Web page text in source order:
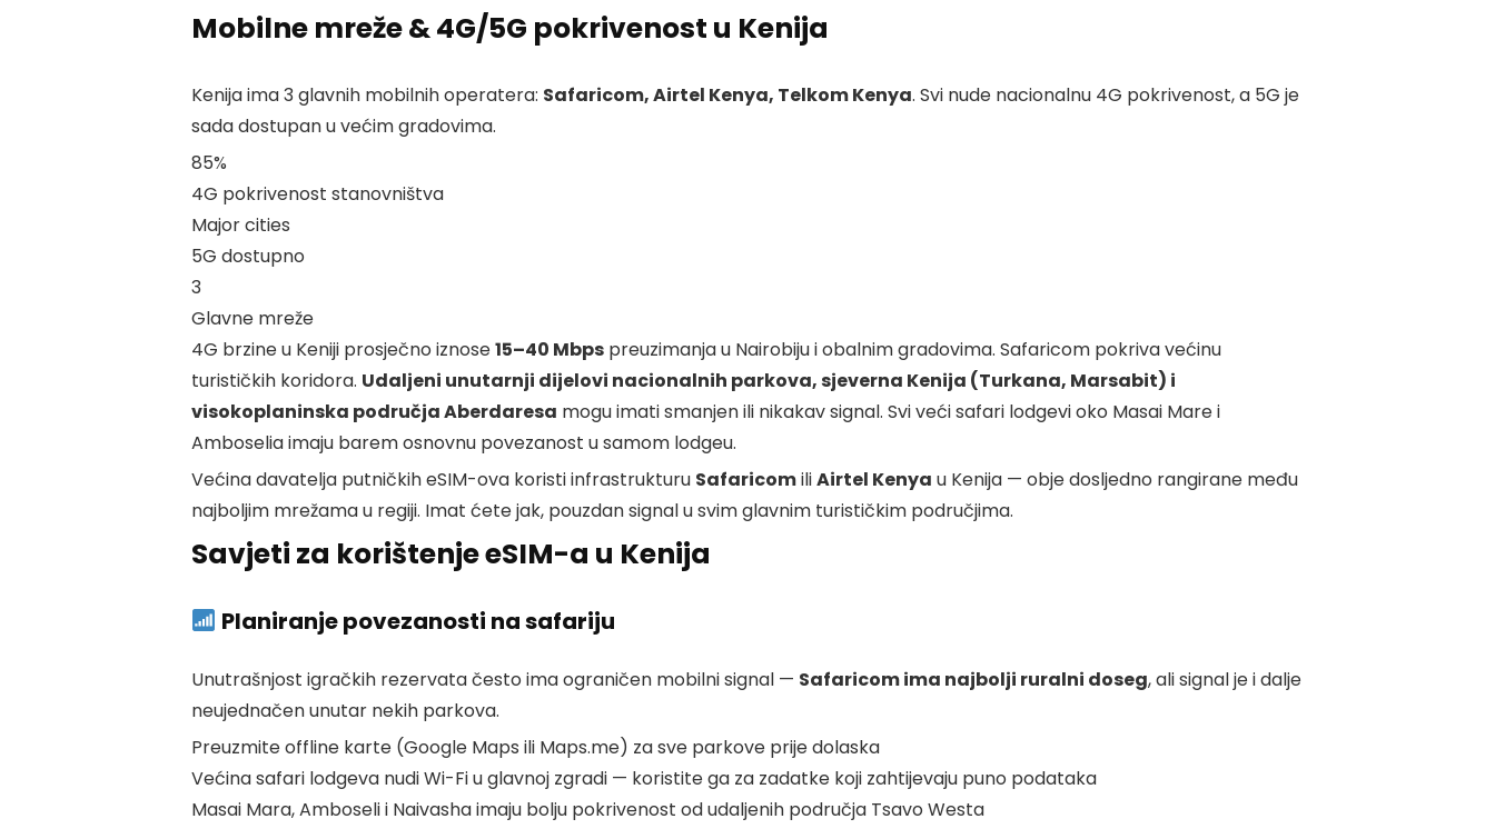
Mobilne mreže & 4G/5G pokrivenost u Kenija
Kenija ima 3 glavnih mobilnih operatera: Safaricom, Airtel Kenya, Telkom Kenya. Svi nude nacionalnu 4G pokrivenost, a 5G je
sada dostupan u većim gradovima.
85%
4G pokrivenost stanovništva
Major cities
5G dostupno
3
Glavne mreže
4G brzine u Keniji prosječno iznose15–40 Mbps preuzimanja u Nairobiju i obalnim gradovima. Safaricom pokriva većinu
turističkih koridora. Udaljeni unutarnji dijelovi nacionalnih parkova, sjeverna Kenija (Turkana, Marsabit) i
visokoplaninska područja Aberdaresa mogu imati smanjen ili nikakav signal. Svi veći safari lodgevi oko Masai Mare i
Amboselia imaju barem osnovnu povezanost u samom lodgeu.
Većina davatelja putničkih eSIM-ova koristi infrastrukturu SafaricomiliAirtel Kenya u Kenija — obje dosljedno rangirane među
najboljim mrežama u regiji. Imat ćete jak, pouzdan signal u svim glavnim turističkim područjima.
Savjeti za korištenje eSIM-a u Kenija
Planiranje povezanosti na safariju
Unutrašnjost igračkih rezervata često ima ograničen mobilni signal — Safaricom ima najbolji ruralni doseg, ali signal je i dalje
neujednačen unutar nekih parkova.
Preuzmite offline karte (Google Maps ili Maps.me) za sve parkove prije dolaska
Većina safari lodgeva nudi Wi-Fi u glavnoj zgradi — koristite ga za zadatke koji zahtijevaju puno podataka
Masai Mara, Amboseli i Naivasha imaju bolju pokrivenost od udaljenih područja Tsavo Westa